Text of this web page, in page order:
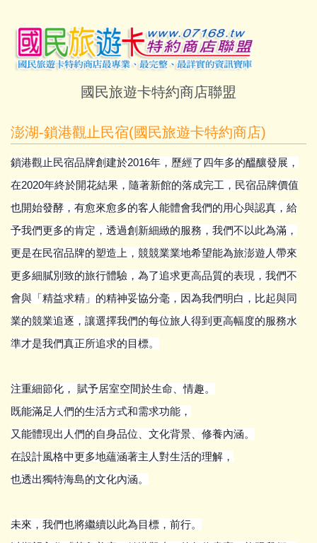
國民旅遊卡特約商店聯盟
澎湖-鎖港觀止民宿(國民旅遊卡特約商店)
鎖港觀止民宿品牌創建於2016年，歷經了四年多的醞釀發展，
在2020年終於開花結果，隨著新館的落成完工，民宿品牌價值
也開始發酵，有愈來愈多的客人能體會我們的用心與認真，給
予我們更多的肯定，透過創新細緻的服務，我們不以此為滿，
更是在民宿品牌的塑造上，競競業業地希望能為旅澎遊人帶來
更多細膩別致的旅行體驗，為了追求更高品質的表現，我們不
會與「精益求精」的精神妥協分毫，因為我們明白，比起與同
業的競業追逐，讓選擇我們的每位旅人得到更高幅度的服務水
準才是我們真正所追求的目標。
注重細節化， 賦予居室空間於生命、情趣。
既能滿足人們的生活方式和需求功能，
又能體現出人們的自身品位、文化背景、修養內涵。
在設計風格中更多地蘊涵著主人對生活的理解，
也透出獨特海島的文化內涵。
未來，我們也將繼續以此為目標，前行。